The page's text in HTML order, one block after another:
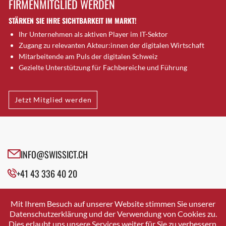
Brugg AG
Brütten
Bubendorf
Bubikon
Buchs (SG)
Bäretswil
Bülach
Cazis
Crissier
Davos Platz
Dierikon
Dietikon
FIRMENMITGLIED WERDEN
STÄRKEN SIE IHRE SICHTBARKEIT IM MARKT!
Ihr Unternehmen als aktiven Player im IT-Sektor
Zugang zu relevanten Akteur:innen der digitalen Wirtschaft
Mitarbeitende am Puls der digitalen Schweiz
Gezielte Unterstützung für Fachbereiche und Führung
Jetzt Mitglied werden
INFO@SWISSICT.CH
+41 43 336 40 20
SWISSICT
VULKANSTRASSE 120
8048 ZURICH
Mit Ihrem Besuch auf unserer Website stimmen Sie unserer
Datenschutzerklärung und der Verwendung von Cookies zu.
Dies erlaubt uns unsere Services weiter für Sie zu verbessern.